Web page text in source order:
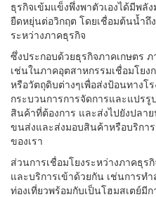
ธุรกิจเข้มแข็งพึ่งพาตัวเองได้มีพลั
ยืดหยุ่นต่อวิกฤต โดยเชื่อมต้นน้ำถึ
ระหว่างภาคธุรกิจ
ซึ่งประกอบด้วยธุรกิจภาคเกษตร
เช่นในภาคอุตสาหกรรมเชื่อมโยง
หรือวัตถุดิบต่างๆเพื่อส่งป้อนทางโ
กระบวนการการจัดการและแปรรู
สินค้าที่ต้องการ และส่งไปยังปลา
ขนส่งและส่งมอบสินค้าหรือบริกา
ของเรา
ส่วนการเชื่อมโยงระหว่างภาคธุร
และบริการเข้าด้วยกัน เช่นการท
ท่องเที่ยวพร้อมกับเป็นโฮมสเตย์มี